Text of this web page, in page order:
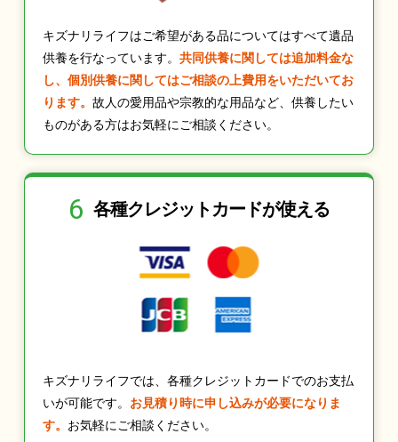
キズナリライフはご希望がある品についてはすべて遺品
供養を行なっています。 共同供養に関しては追加料金な
し、個別供養に関してはご相談の上費用をいただいてお
ります。 故人の愛用品や宗教的な用品など、供養したい
ものがある方はお気軽にご相談ください。
6 各種クレジットカードが使える
キズナリライフでは、各種クレジットカードでのお支払
いが可能です。 お見積り時に申し込みが必要になりま
す。 お気軽にご相談ください。